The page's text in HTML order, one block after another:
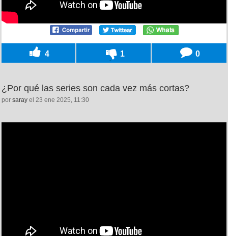
4 1 0
¿Por qué las series son cada vez más cortas?
por saray el 23 ene 2025, 11:30